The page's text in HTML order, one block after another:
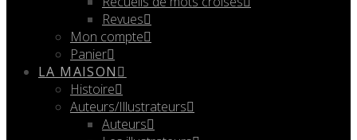
Revues
Mon compte
Panier
LA MAISON
Histoire
Auteurs/Illustrateurs
Auteurs